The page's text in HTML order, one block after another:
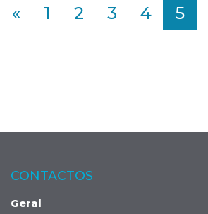
« 1 2 3 4 5
CONTACTOS
Geral